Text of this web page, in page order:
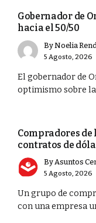
Gobernador de
hacia el 50/50
ByNoelia
5 Agosto, 2026
El gobernador de
optimismo sobre
Compradores
contratos de
ByAsuntos
5 Agosto, 2026
Un grupo de
con una empresa